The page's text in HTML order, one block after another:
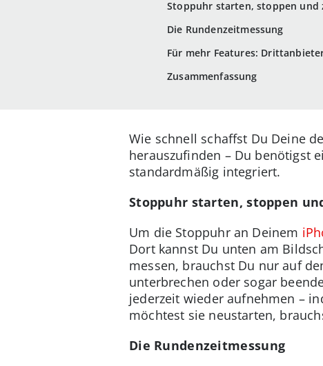
Stoppuhr starten, stoppen und
Die Rundenzeitmessung
Für mehr Features:
Zusammenfassung
Wie schnell schaffst Du Deine
herauszufinden – Du benötigst
standardmäßig integriert.
Stoppuhr starten, stoppen
Um die Stoppuhr an Deinem
Dort kannst Du unten am
messen, brauchst Du nur auf
unterbrechen oder sogar
jederzeit wieder aufnehmen –
möchtest sie neustarten,
Die Rundenzeitmessung